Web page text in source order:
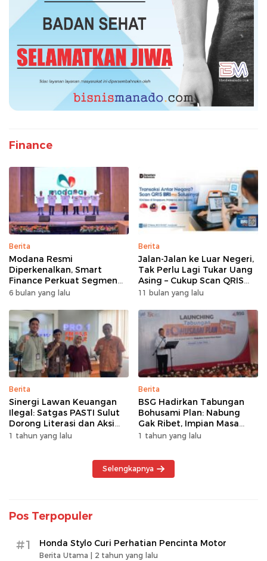
Finance
Berita
Modana Resmi
Diperkenalkan, Smart
Finance Perkuat Segmen
Pembiayaan Multiguna
6 bulan yang lalu
Berita
Jalan-Jalan ke Luar Negeri,
Tak Perlu Lagi Tukar Uang
Asing – Cukup Scan QRIS
Pakai BRImo
11 bulan yang lalu
Berita
Sinergi Lawan Keuangan
Ilegal: Satgas PASTI Sulut
Dorong Literasi dan Aksi
Kolektif Masyarakat
1 tahun yang lalu
Berita
BSG Hadirkan Tabungan
Bohusami Plan: Nabung
Gak Ribet, Impian Masa
Depan Makin Dekat!
1 tahun yang lalu
Selengkapnya
Pos Terpopuler
#1 Honda Stylo Curi Perhatian Pencinta Motor
Berita Utama | 2 tahun yang lalu